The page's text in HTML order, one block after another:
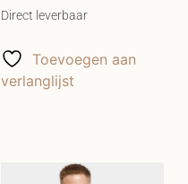
Direct leverbaar
Toevoegen aan
verlanglijst